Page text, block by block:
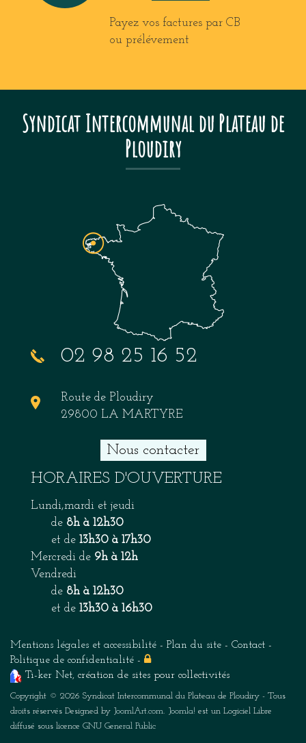
Payez vos factures par CB
ou prélévement
Syndicat Intercommunal du Plateau de
Ploudiry
02 98 25 16 52
Route de Ploudiry
29800 LA MARTYRE
Nous contacter
HORAIRES D'OUVERTURE
Lundi,mardi et jeudi
de 8h à 12h30
et de 13h30 à 17h30
Mercredi de 9h à 12h
Vendredi
de 8h à 12h30
et de 13h30 à 16h30
Mentions légales et accessibilité - Plan du site - Contact -
Politique de confidentialité -
Ti-ker Net, création de sites pour collectivités
Copyright © 2026 Syndicat Intercommunal du Plateau de Ploudiry - Tous
droits réservés Designed by JoomlArt.com. Joomla! est un Logiciel Libre
diffusé sous licence GNU General Public